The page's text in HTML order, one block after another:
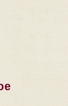
на соль: Как соль